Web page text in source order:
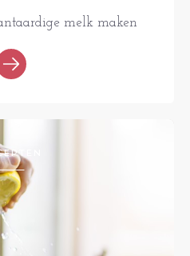
melk maken